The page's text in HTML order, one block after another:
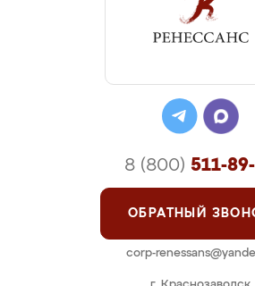
8 (800) 511-
ОБРАТНЫЙ
corp-